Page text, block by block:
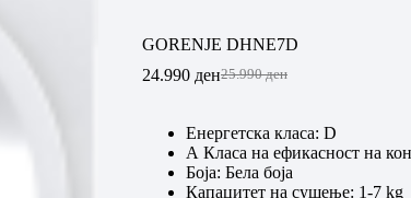
GORENJE DHNE7D
25.990ден
Original
25.990 ден.
24.990 денCurrent
24.990 ден.
Енергетска класа: D
А Класа на ефикасност на
Боја: Бела боја
Капацитет на сушење: 1-7 kg